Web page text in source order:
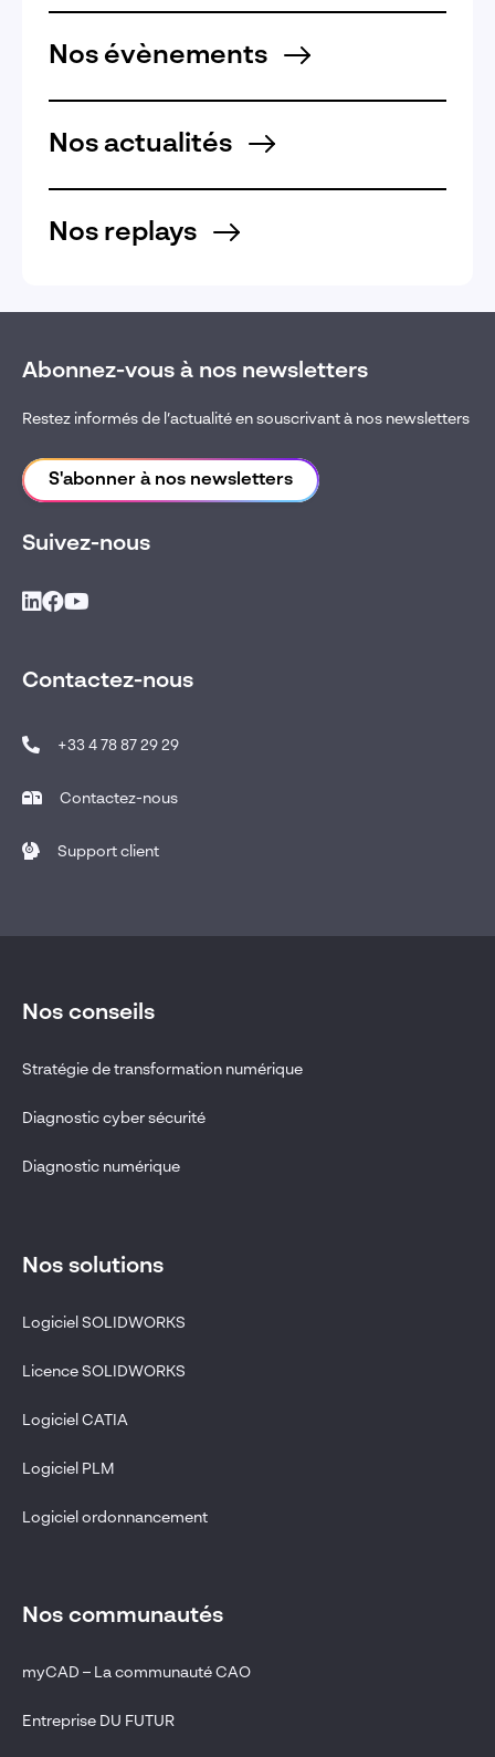
Nos évènements
Nos actualités
Nos replays
Abonnez-vous à nos newsletters
Restez informés de l’actualité en souscrivant à nos newsletters
S'abonner à nos newsletters
Suivez-nous
Contactez-nous
+33 4 78 87 29 29
Contactez-nous
Support client
Nos conseils
Stratégie de transformation numérique
Diagnostic cyber sécurité
Diagnostic numérique
Nos solutions
Logiciel SOLIDWORKS
Licence SOLIDWORKS
Logiciel CATIA
Logiciel PLM
Logiciel ordonnancement
Nos communautés
myCAD – La communauté CAO
Entreprise DU FUTUR